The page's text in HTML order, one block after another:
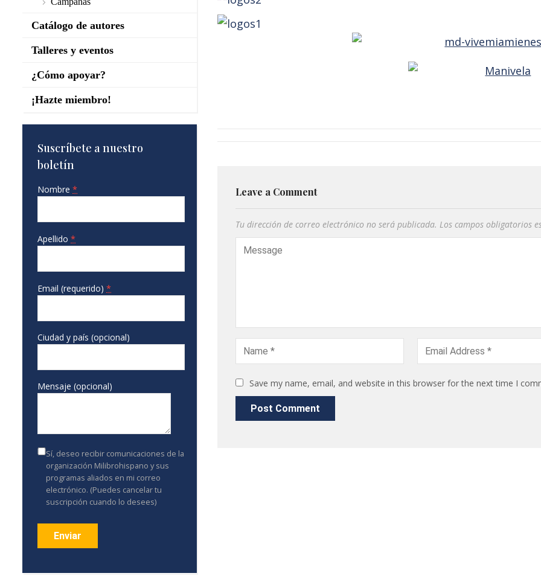
Catálogo de autores
Talleres y eventos
¿Cómo apoyar?
¡Hazte miembro!
Suscríbete a nuestro
boletín
Nombre *
Apellido *
Email (requerido) *
Ciudad y país (opcional)
Mensaje (opcional)
Sí, deseo recibir comunicaciones de la
organización Milibrohispano y sus
programas aliados en mi correo
electrónico. (Puedes cancelar tu
suscripción cuando lo desees)
Leave a Comment
Tu dirección de correo electrónico no será publicada. Los campos obligatorios
Save my name, email, and website in this browser for the next time I